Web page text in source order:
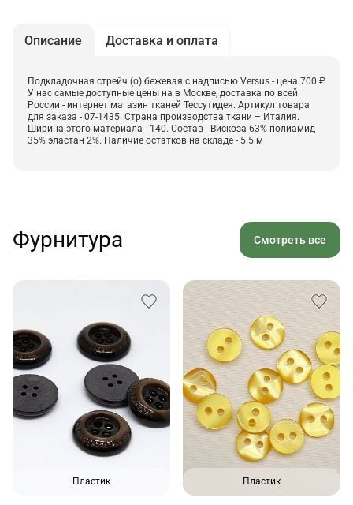
Описание Доставка и оплата
Подкладочная стрейч (о) бежевая с надписью Versus - цена 700 ₽
У нас самые доступные цены на в Москве, доставка по всей
России - интернет магазин тканей Тессутидея. Артикул товара
для заказа - 07-1435. Страна производства ткани – Италия.
Ширина этого материала - 140. Состав - Вискоза 63% полиамид
35% эластан 2%. Наличие остатков на складе - 5.5 м
Фурнитура Смотреть все
Пластик Пластик